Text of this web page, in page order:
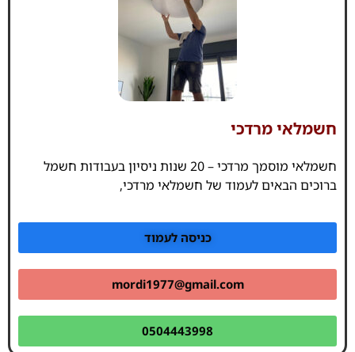
חשמלאי מרדכי
חשמלאי מוסמך מרדכי – 20 שנות ניסיון בעבודות חשמל
ברוכים הבאים לעמוד של חשמלאי מרדכי,
כניסה לעמוד
mordi1977@gmail.com
0504443998